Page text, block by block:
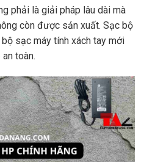
phải là giải pháp lâu dài mà
còn được sản xuất. Sạc bộ
sạc máy tính xách tay mới
toàn.